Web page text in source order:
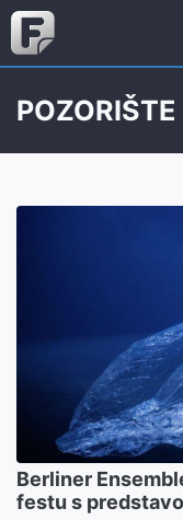
POZORIŠTE
Berliner
festu s